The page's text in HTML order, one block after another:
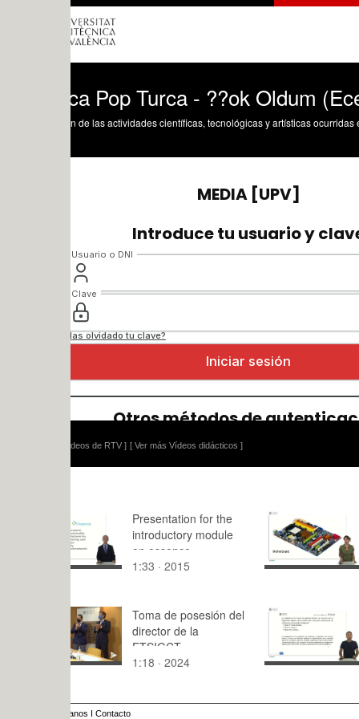
Pop Turca - ??ok Oldum (Ece
de las actividades científicas, tecnológicas y artísticas ocurridas en los tres
[ Ver más Vídeos didácticos ]
Presentation for the
introductory module
on essence
1:33 · 2015
Personal
8:59 · 2015
Toma de posesión del
director de la
ETSIGCT
1:18 · 2024
ITC MIE
4:32 · 2017